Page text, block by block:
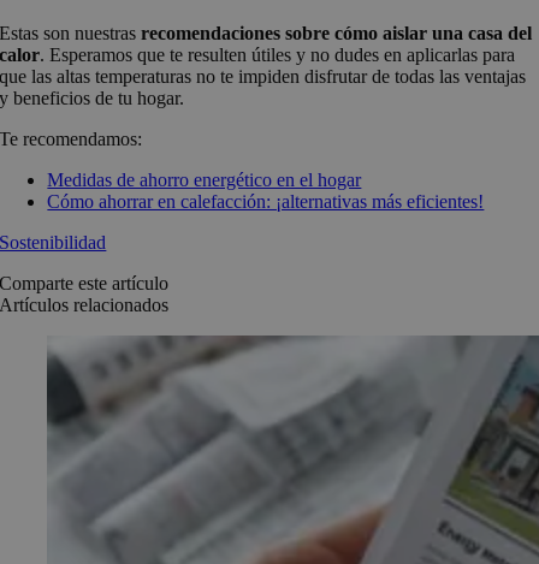
Estas son nuestrasrecomendaciones sobre cómo aislar una casa del
calor. Esperamos que te resulten útiles y no dudes en aplicarlas para
que las altas temperaturas no te impiden disfrutar de todas las ventajas
y beneficios de tu hogar.
Te recomendamos:
Medidas de ahorro energético en el hogar
Cómo ahorrar en calefacción: ¡alternativas más eficientes!
Sostenibilidad
Comparte este artículo
Artículos relacionados